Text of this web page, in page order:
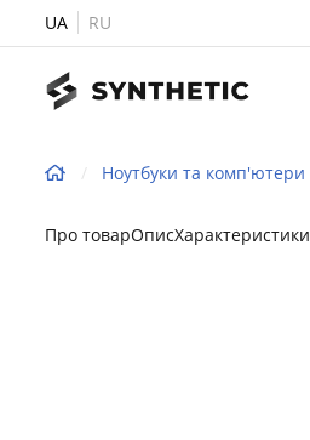
UA RU
Ноутбуки та комп'ютери
Про товарОписХарактеристики